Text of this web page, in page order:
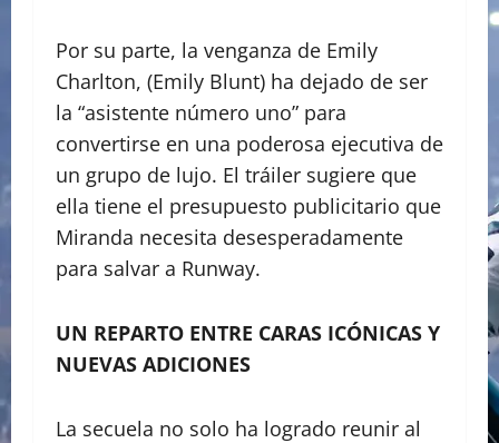
​Por su parte, la venganza de Emily
Charlton, (Emily Blunt) ha dejado de ser
la “asistente número uno” para
convertirse en una poderosa ejecutiva de
un grupo de lujo. El tráiler sugiere que
ella tiene el presupuesto publicitario que
Miranda necesita desesperadamente
para salvar a Runway.
UN REPARTO ENTRE CARAS ICÓNICAS Y
NUEVAS ADICIONES
​La secuela no solo ha logrado reunir al